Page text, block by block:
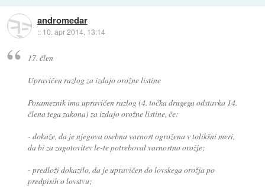
andromedar
:: 10. apr 2014, 13:14
17. člen
Upravičen razlog za izdajo orožne listine
Posameznik ima upravičen razlog (4. točka drugega odstavka 14.
člena tega zakona) za izdajo orožne listine, če:
- dokaže, da je njegova osebna varnost ogrožena v tolikšni meri,
da bi za zagotovitev le-te potreboval varnostno orožje;
- predloži dokazilo, da je upravičen do lovskega orožja po
predpisih o lovstvu;